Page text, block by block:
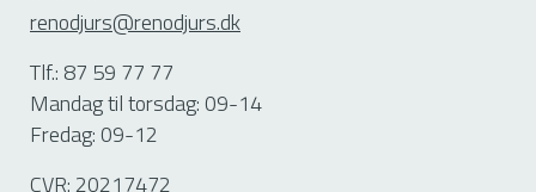
Super Brugsen, Glesborg Bygade 54,
8585 Glesborg.
Grenaa
Dagli' Brugsen, Storegade 62, 8550
Ryomgård.
Ryomgård
renodjurs@renodjurs.dk
Tlf.: 87 59 77 77
Mandag til torsdag: 09-14
Fredag: 09-12
CVR: 20217472